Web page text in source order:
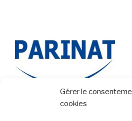
Gérer le
cookies